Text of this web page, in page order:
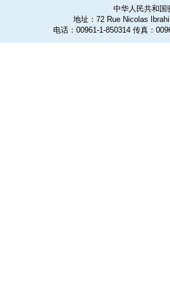
中华人民共和国
地址：72 Rue Nicolas
电话：00961-1-850314 传真：